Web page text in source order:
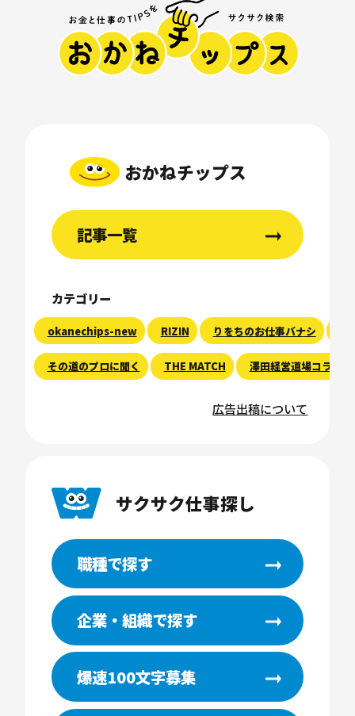
おかねチップス
記事一覧
カテゴリー
okanechips-new RIZIN りをちのお仕事バナシ
その道のプロに聞く THE MATCH 澤田経営道場コラム
広告出稿について
サクサク仕事探し
職種で探す
企業・組織で探す
爆速100文字募集